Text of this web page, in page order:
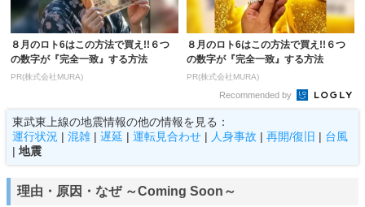
８月のロト6はこの方法で買え!!６つ
の数字が『完全一致』する方法
PR(株式会社MURA)
８月のロト6はこの方法で買え!!６つ
の数字が『完全一致』する方法
PR(株式会社MURA)
Recommended by
東武東上線の地震情報の他の情報を見る：
運行状況 | 混雑 | 遅延 | 運転見合わせ | 人身事故 | 再開/復旧 | 台風
| 地震
理由・原因・なぜ ～Coming Soon～